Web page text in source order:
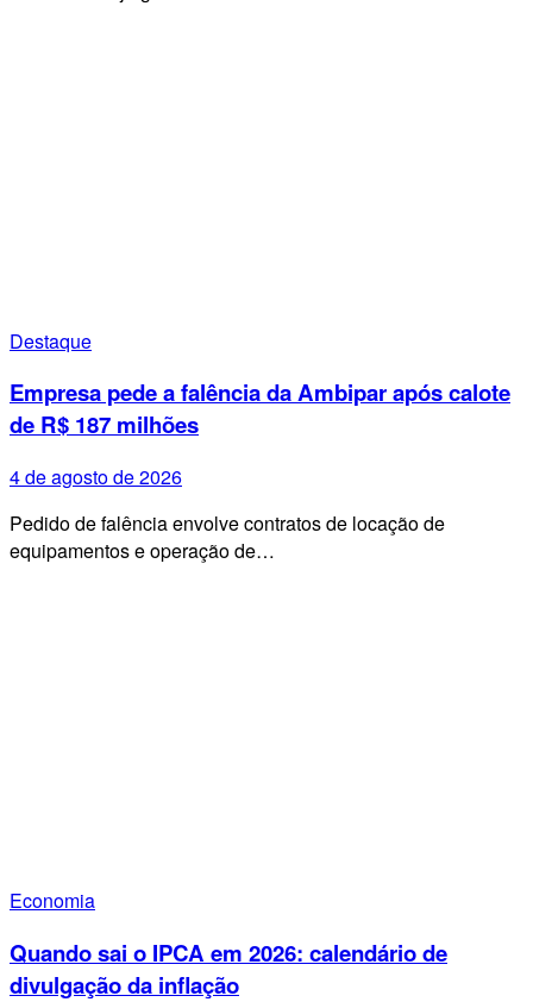
Destaque
Empresa pede a falência da Ambipar após calote
de R$ 187 milhões
4 de agosto de 2026
Pedido de falência envolve contratos de locação de
equipamentos e operação de…
Economia
Quando sai o IPCA em 2026: calendário de
divulgação da inflação